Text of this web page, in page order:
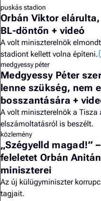
puskás stadion
Orbán Viktor
BL-döntőn + videó
A volt miniszterelnök
stadiont kellett volna építeni.
medgyessy péter
Medgyessy Péter
lenne szükség, nem
bosszantására +
A volt miniszterelnök a
elszámoltatásról is beszélt.
közlemény
„Szégyelld magad!”
feleletet Orbán
miniszterei
Az új külügyminiszter
tagjait.